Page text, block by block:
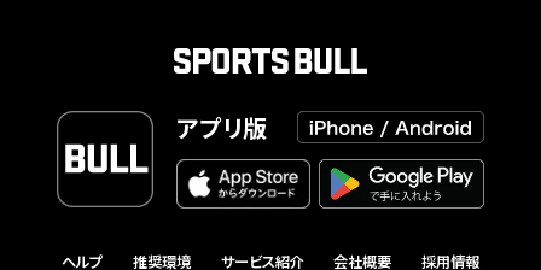
アプリ版
ヘルプ 推奨環境 サービス紹介 会社概要 採用情報